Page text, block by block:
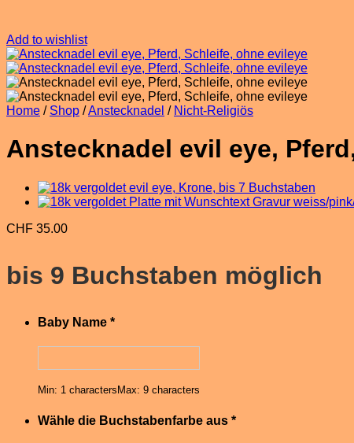
Add to wishlist
Home / Shop /Anstecknadel / Nicht-Religiös
Anstecknadel evil eye,
CHF 35.00
bis 9 Buchstaben möglich
Baby Name *
Min: 1 characters Max: 9 characters
Wähle die Buchstabenfarbe aus *